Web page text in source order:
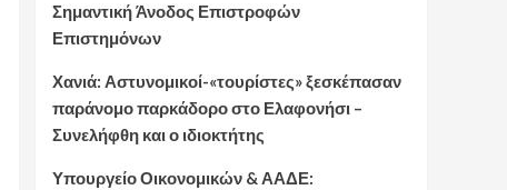
Σημαντική Άνοδος Επιστροφών
Επιστημόνων
Χανιά: Αστυνομικοί-«τουρίστες» ξεσκέπασαν
παράνομο παρκάδορο στο Ελαφονήσι –
Συνελήφθη και ο ιδιοκτήτης
Υπουργείο Οικονομικών & ΑΑΔΕ: